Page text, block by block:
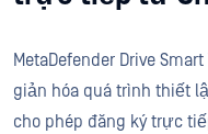
MetaDefender Drive
giản hóa quá trình thiết
cho phép đăng ký trực